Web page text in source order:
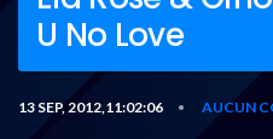
U No Love
13 SEP, 2012,11:02:06 • AUCUN